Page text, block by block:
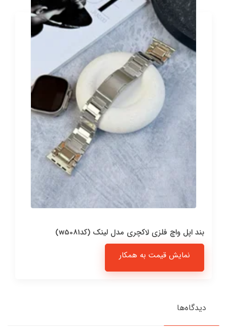
بند اپل واچ فلزی لاکچری مدل لینک (کدw5081)
نمایش قیمت به همکار
دیدگاه‌ها